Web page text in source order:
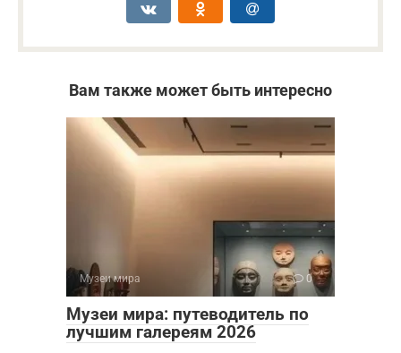
Вам также может быть интересно
Музеи мира 0
Музеи мира: путеводитель по
лучшим галереям 2026